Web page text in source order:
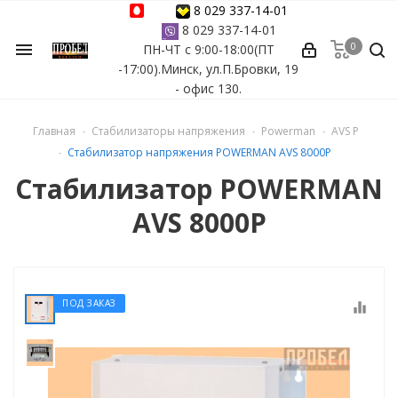
menu
8 029 337-14-01
8 029 337-14-01
ПН-ЧТ с 9:00-18:00(ПТ
-17:00).Минск, ул.П.Бровки, 19
- офис 130.
0
Главная Стабилизаторы напряжения Powerman
AVS P
Стабилизатор напряжения POWERMAN AVS 8000P
Стабилизатор POWERMAN
AVS 8000P
ПОД ЗАКАЗ equalizer